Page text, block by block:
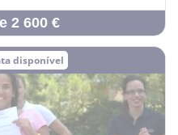
2 600 €
disponível